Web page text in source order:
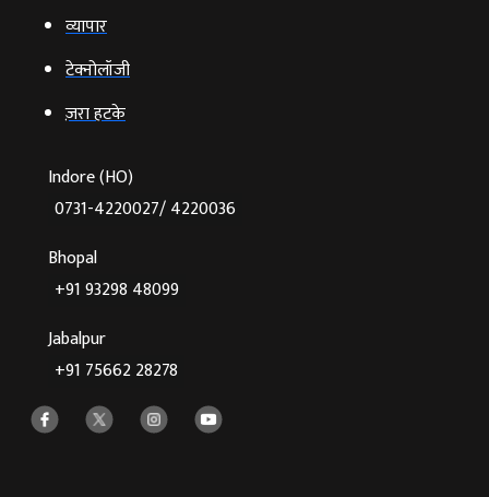
व्‍यापार
टेक्‍नोलॉजी
ज़रा हटके
Indore (HO)
0731-4220027/ 4220036
Bhopal
+91 93298 48099
Jabalpur
+91 75662 28278